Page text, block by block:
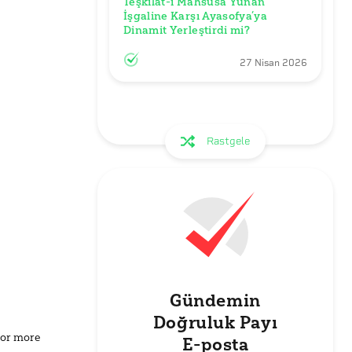
more
İşgaline Karşı Ayasofya’ya
Dinamit Yerleştirdi mi?
27 Nisan 2026
Rastgele
Gündemin
Doğruluk Payı
E-posta